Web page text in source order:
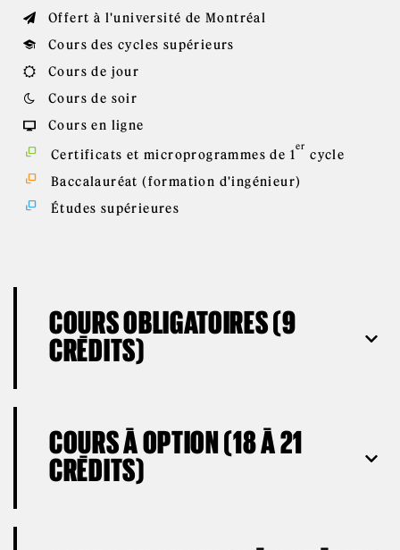
Offert à l'université de Montréal
Cours des cycles supérieurs
Cours de jour
Cours de soir
Cours en ligne
Certificats et microprogrammes de 1
er
cycle
Baccalauréat (formation d'ingénieur)
Études supérieures
COURS OBLIGATOIRES (9
CRÉDITS)
COURS À OPTION (18 À 21
CRÉDITS)